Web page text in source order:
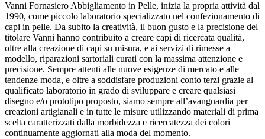
Vanni Fornasiero Abbigliamento in Pelle, inizia la propria attività dal
1990, come piccolo laboratorio specializzato nel confezionamento di
capi in pelle. Da subito la creatività, il buon gusto e la precisione del
titolare Vanni hanno contribuito a creare capi di ricercata qualità,
oltre alla creazione di capi su misura, e ai servizi di rimesse a
modello, riparazioni sartoriali curati con la massima attenzione e
precisione. Sempre attenti alle nuove esigenze di mercato e alle
tendenze moda, e oltre a soddisfare produzioni conto terzi grazie al
qualificato laboratorio in grado di sviluppare e creare qualsiasi
disegno e/o prototipo proposto, siamo sempre all’avanguardia per
creazioni artigianali e in tutte le misure utilizzando materiali di prima
scelta caratterizzati dalla morbidezza e ricercatezza dei colori
continuamente aggiornati alla moda del momento.